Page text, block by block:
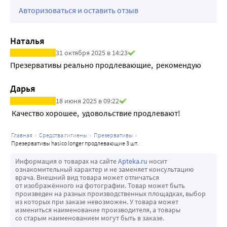
использования
Ширина, мм 52
Толщина стенки, мм 0,06
Цвет Стандартный
Форма Плотно облегающая
Аромат - Без аромата
Материал - Натуральный латекс
Плотнооблегающие
Без красителей
Надежная защита
Презервативы содержат смазку с добавлением
анестетика (бензокаина) внутри презерватива
Качество презервативов HASICO гарантировано
Авторизоваться и оставить отзыв
Наталья
31 октября 2025 в 14:23
Презервативы реально продлевающие,  рекомендую
Дарья
18 июня 2025 в 09:22
Качество хорошее,  удовольствие продлевают!
главная средства гигиены
презервативы
презервативы hasico longer продлевающие 3 шт.
Информация о товарах на сайтеApteka.ru носит
ознакомительный характер и не заменяет консультацию
врача. Внешний вид товара может отличаться
от изображённого на фотографии. Товар может быть
произведен на разных производственных площадках, выбор
из которых при заказе невозможен. У товара может
измениться наименование производителя, а товары
со старым наименованием могут быть в заказе.